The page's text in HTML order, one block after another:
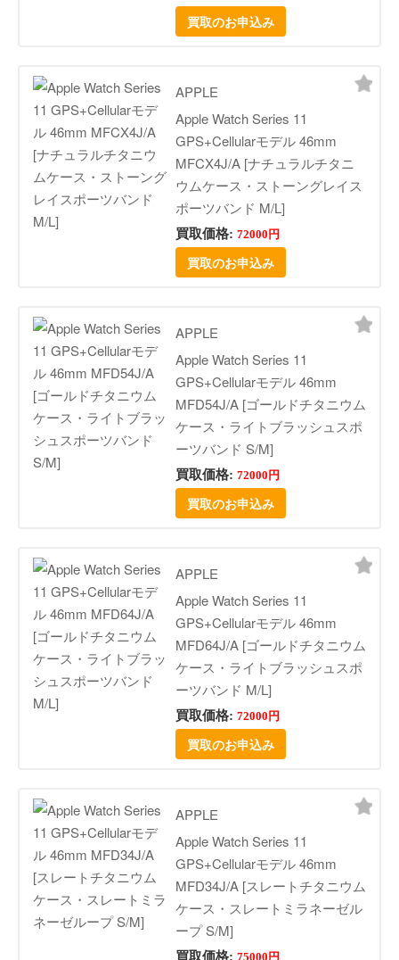
買取のお申込み
APPLE
Apple Watch Series 11
GPS+Cellularモデル 46mm
MFCX4J/A [ナチュラルチタニ
ウムケース・ストーングレイス
ポーツバンド M/L]
買取価格: 72000円
買取のお申込み
APPLE
Apple Watch Series 11
GPS+Cellularモデル 46mm
MFD54J/A [ゴールドチタニウム
ケース・ライトブラッシュスポ
ーツバンド S/M]
買取価格: 72000円
買取のお申込み
APPLE
Apple Watch Series 11
GPS+Cellularモデル 46mm
MFD64J/A [ゴールドチタニウム
ケース・ライトブラッシュスポ
ーツバンド M/L]
買取価格: 72000円
買取のお申込み
APPLE
Apple Watch Series 11
GPS+Cellularモデル 46mm
MFD34J/A [スレートチタニウム
ケース・スレートミラネーゼル
ープ S/M]
買取価格: 75000円